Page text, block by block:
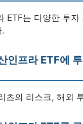
ETF는 다양한 투
.
인프라 ETF에
츠의 리스크, 해외